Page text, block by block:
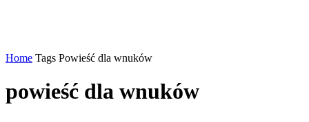
Home Tags Powieść dla wnuków
powieść dla wnuków